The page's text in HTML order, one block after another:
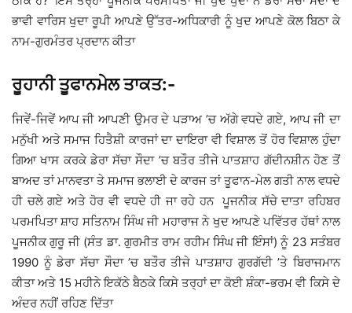
ਭਾਵੀ ਵਾਰਿਸ ਖੁਦਾ ਰੂਪੀ ਆਪਣੇ ਉੱਤਰ-ਅਧਿਕਾਰੀ ਨੂੰ ਖੁਦ ਆਪਣੇ ਕੋਲ ਬਿਠਾ ਕੇ
ਨਾਮ-ਗੁਰਮੰਤਰ ਪ੍ਰਦਾਨ ਕੀਤਾ
ਰੂਹਾਨੀ ਤੂਫਾਨਮੇਲ ਤਾਕਤ:-
ਜਿਵੇਂ-ਜਿਵੇਂ ਆਪ ਜੀ ਆਪਣੀ ਉਮਰ ਦੇ ਪੜਾਅ ’ਚ ਅੱਗੇ ਵਧਦੇ ਗਏ, ਆਪ ਜੀ ਦਾ
ਮਨੁੱਖੀ ਅਤੇ ਸਮਾਜ ਹਿਤੈਸ਼ੀ ਕਾਰਜਾਂ ਦਾ ਦਾਇਰਾ ਵੀ ਵਿਸ਼ਾਲ ਤੋਂ ਹੋਰ ਵਿਸ਼ਾਲ ਹੁੰਦਾ
ਗਿਆ ਖਾਸ ਕਰਕੇ ਡੇਰਾ ਸੱਚਾ ਸੌਦਾ ’ਚ ਬਤੌਰ ਤੀਜੇ ਪਾਤਸ਼ਾਹ ਗੱਦੀਨਸ਼ੀਨ ਹੋਣ ਤੋਂ
ਬਾਅਦ ਤਾਂ ਮਾਨਵਤਾ ਤੇ ਸਮਾਜ ਭਲਾਈ ਦੇ ਕਾਰਜ ਤਾਂ ਤੂਫਾਨ-ਮੇਲ ਗਤੀ ਨਾਲ ਵਧਦੇ
ਹੀ ਚਲੇ ਗਏ ਅਤੇ ਹੋਰ ਵੀ ਵਧਦੇ ਹੀ ਜਾ ਰਹੇ ਹਨ ਪੂਜਨੀਕ ਸੱਚੇ ਦਾਤਾ ਰਹਿਬਰ
ਪਰਮਪਿਤਾ ਸ਼ਾਹ ਸਤਿਨਾਮ ਸਿੰਘ ਜੀ ਮਹਾਰਾਜ ਨੇ ਖੁਦ ਆਪਣੇ ਪਵਿੱਤਰ ਹੱਥਾਂ ਨਾਲ
ਪੂਜਨੀਕ ਗੁਰੂ ਜੀ (ਸੰਤ ਡਾ. ਗੁਰਮੀਤ ਰਾਮ ਰਹੀਮ ਸਿੰਘ ਜੀ ਇੰਸਾਂ) ਨੂੰ 23 ਸਤੰਬਰ
1990 ਨੂੰ ਡੇਰਾ ਸੱਚਾ ਸੌਦਾ ’ਚ ਬਤੌਰ ਤੀਜੇ ਪਾਤਸ਼ਾਹ ਗੁਰਗੱਦੀ ’ਤੇ ਬਿਰਾਜਮਾਨ
ਕੀਤਾ ਅਤੇ 15 ਮਹੀਨੇ ਇਕੱਠੇ ਬੈਠਕੇ ਕਿਸੇ ਤਰ੍ਹਾਂ ਦਾ ਕੋਈ ਸ਼ੰਕਾ-ਭਰਮ ਵੀ ਕਿਸੇ ਦੇ
ਅੰਦਰ ਨਹੀਂ ਰਹਿਣ ਦਿੱਤਾ